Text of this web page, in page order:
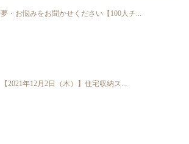
夢・お悩みをお聞かせください【100人チ...
【2021年12月2日（木）】住宅収納ス...